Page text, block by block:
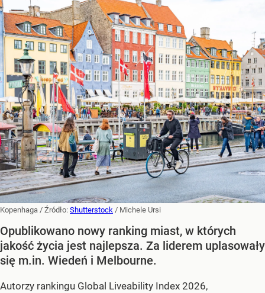
Kopenhaga / Źródło: Shutterstock / Michele Ursi
Opublikowano nowy ranking miast, w których
jakość życia jest najlepsza. Za liderem uplasowały
się m.in. Wiedeń i Melbourne.
Autorzy rankingu Global Liveability Index 2026,